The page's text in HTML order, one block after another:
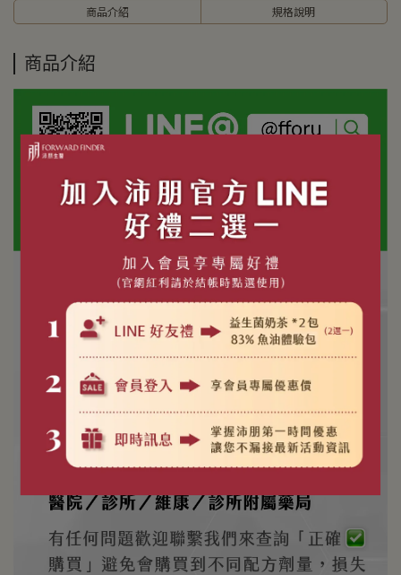
商品介紹 規格說明
商品介紹